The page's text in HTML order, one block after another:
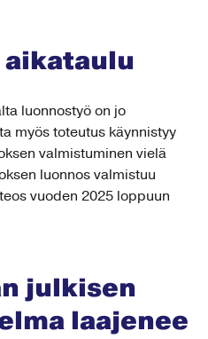
luonnostyö on jo
myös toteutus käynnistyy
valmistuminen vielä
luonnos valmistuu
vuoden 2025 loppuun
julkisen
laajenee